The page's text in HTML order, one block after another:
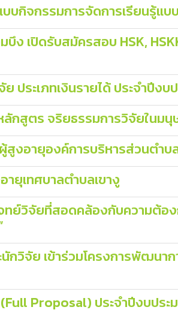
กิจกรรมการจัดการเรียนรู้แบ
เปิดรับสมัครสอบ HSK,
ประเภทเงินรายได้ ประจำปีง
กสูตร จริยธรรมการวิจัยในม
งอายุองค์การบริหารส่วนตำบ
ยุเทศบาลตำบลเขางู
ย์วิจัยที่สอดคล้องกับความต้อ
วิจัย เข้าร่วมโครงการพัฒนา
Proposal) ประจำปีงบประ